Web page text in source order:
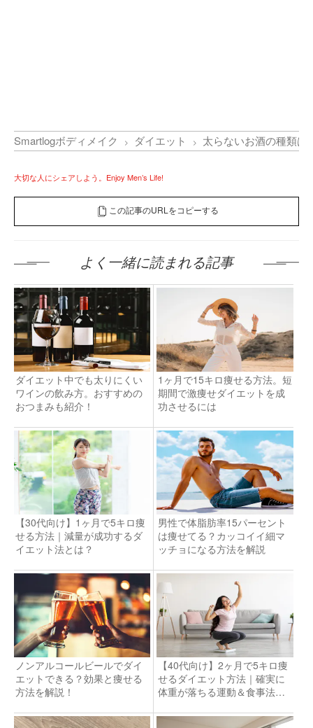
Smartlogボディメイク ダイエット 太らないお酒の種類は
大切な人にシェアしよう。Enjoy Men’s Life!
この記事のURLをコピーする
よく一緒に読まれる記事
ダイエット中でも太りにくい
ワインの飲み方。おすすめの
おつまみも紹介！
1ヶ月で15キロ痩せる方法。短
期間で激痩せダイエットを成
功させるには
【30代向け】1ヶ月で5キロ痩
せる方法｜減量が成功するダ
イエット法とは？
男性で体脂肪率15パーセント
は痩せてる？カッコイイ細マ
ッチョになる方法を解説
ノンアルコールビールでダイ
エットできる？効果と痩せる
方法を解説！
【40代向け】2ヶ月で5キロ痩
せるダイエット方法｜確実に
体重が落ちる運動＆食事法と